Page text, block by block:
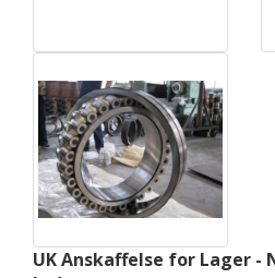
UK Anskaffelse for Lager -